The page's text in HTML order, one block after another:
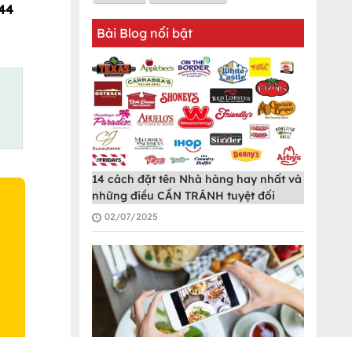
Bài Blog nổi bật
14 cách đặt tên Nhà hàng hay nhất và
những điều CẦN TRÁNH tuyệt đối
02/07/2025